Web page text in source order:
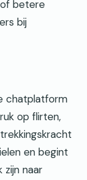
betere
bij
chatplatform
op flirten,
en begint
naar